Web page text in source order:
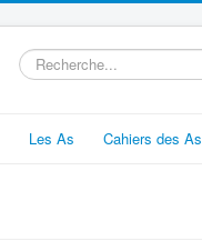
Rechercher
Les As Cahiers des As